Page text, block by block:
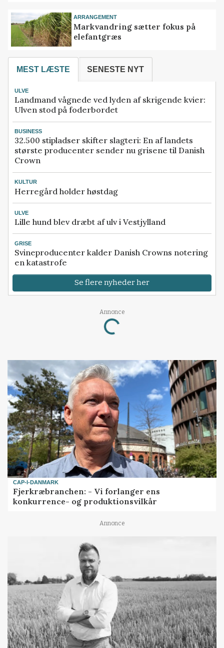
ARRANGEMENT
Markvandring sætter fokus på
elefantgræs
MEST LÆSTE SENESTE NYT
ULVE
Landmand vågnede ved lyden af skrigende kvier:
Ulven stod på foderbordet
BUSINESS
32.500 stipladser skifter slagteri: En af landets
største producenter sender nu grisene til Danish
Crown
KULTUR
Herregård holder høstdag
ULVE
Lille hund blev dræbt af ulv i Vestjylland
GRISE
Svineproducenter kalder Danish Crowns notering
en katastrofe
Se flere nyheder her
Annonce
Loading...
CAP-I-DANMARK
Fjerkræbranchen: - Vi forlanger ens
konkurrence- og produktionsvilkår
Annonce